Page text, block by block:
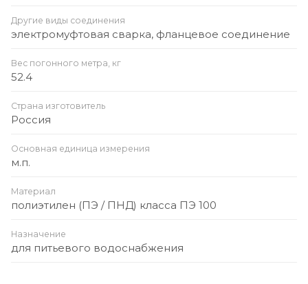
Другие виды соединения
электромуфтовая сварка, фланцевое соединение
Вес погонного метра, кг
52.4
Страна изготовитель
Россия
Основная единица измерения
м.п.
Материал
полиэтилен (ПЭ / ПНД) класса ПЭ 100
Назначение
для питьевого водоснабжения